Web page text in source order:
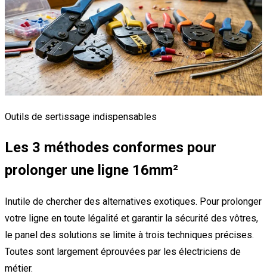
Outils de sertissage indispensables
Les 3 méthodes conformes pour
prolonger une ligne 16mm²
Inutile de chercher des alternatives exotiques. Pour prolonger
votre ligne en toute légalité et garantir la sécurité des vôtres,
le panel des solutions se limite à trois techniques précises.
Toutes sont largement éprouvées par les électriciens de
métier.